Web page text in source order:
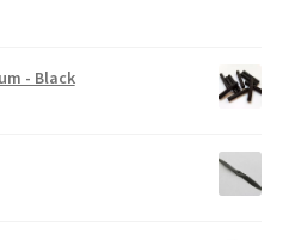
- Black